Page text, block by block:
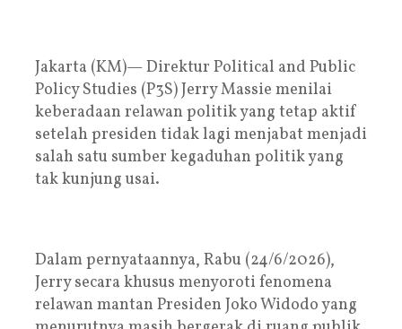
Jakarta (KM)— Direktur Political and Public
Policy Studies (P3S) Jerry Massie menilai
keberadaan relawan politik yang tetap aktif
setelah presiden tidak lagi menjabat menjadi
salah satu sumber kegaduhan politik yang
tak kunjung usai.
Dalam pernyataannya, Rabu (24/6/2026),
Jerry secara khusus menyoroti fenomena
relawan mantan Presiden Joko Widodo yang